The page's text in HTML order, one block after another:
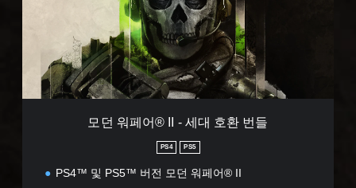
호
모던 워페어® II - 세대 호환 번들
PS4 PS5
PS4™ 및 PS5™ 버전 모던 워페어® II